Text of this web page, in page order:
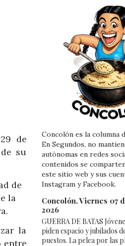
de
su
de
la
la
entre
Concolón es la columna
En Segundos, no
autónomas en redes
contenidos se
este sitio web y sus
Instagram y Facebook.
Concolón, Viernes 07
2026
GUERRA DE BATAS
piden espacio y jubilados
puestos. La pelea por las